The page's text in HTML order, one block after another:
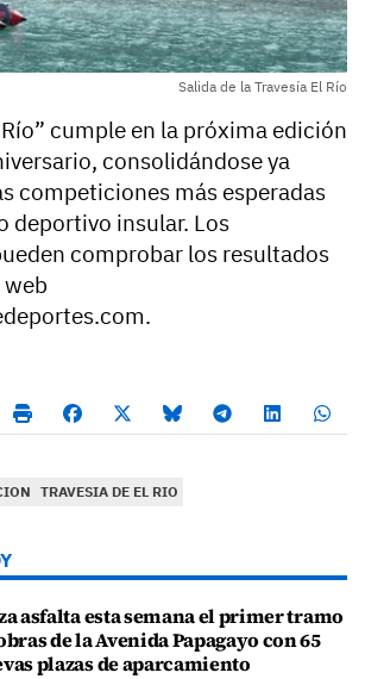
Salida de la Travesía El Río
Río” cumple en la próxima edición
consolidándose ya
competiciones más esperadas
deportivo insular. Los
comprobar los resultados
web
TRAVESIA DE EL RIO
asfalta esta semana el primer tramo
de la Avenida Papagayo con 65
plazas de aparcamiento